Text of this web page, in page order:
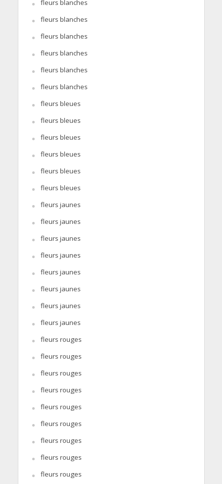
fleurs blanches
fleurs blanches
fleurs blanches
fleurs blanches
fleurs blanches
fleurs blanches
fleurs bleues
fleurs bleues
fleurs bleues
fleurs bleues
fleurs bleues
fleurs bleues
fleurs jaunes
fleurs jaunes
fleurs jaunes
fleurs jaunes
fleurs jaunes
fleurs jaunes
fleurs jaunes
fleurs jaunes
fleurs rouges
fleurs rouges
fleurs rouges
fleurs rouges
fleurs rouges
fleurs rouges
fleurs rouges
fleurs rouges
fleurs rouges